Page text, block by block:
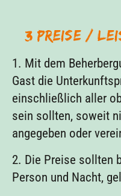
§ 3 Preise /
1. Mit dem
Gast die
einschließlich aller
sein sollten, soweit
angegeben oder
2. Die Preise sollten
Person und Nacht,